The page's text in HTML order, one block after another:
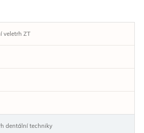
veletrh ZT
dentální techniky